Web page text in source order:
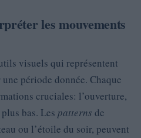
les mouvements
visuels qui représentent
période donnée. Chaque
cruciales: l’ouverture,
bas. Les patterns de
ou l’étoile du soir, peuvent